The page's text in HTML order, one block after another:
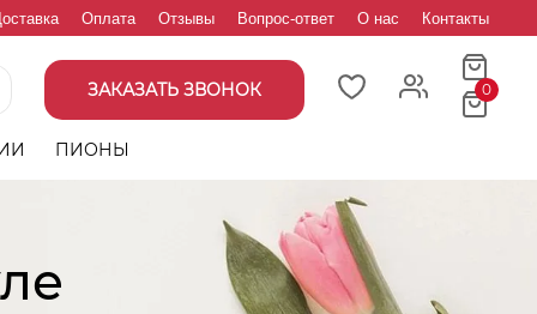
Оплата Отзывы Вопрос-ответ О нас Контакты
ЗАКАЗАТЬ ЗВОНОК 0
ПИОНЫ